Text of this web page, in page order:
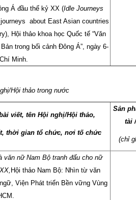
Á đầu thế kỷ XX (Idle Journeys
about East Asian countries
Hội thảo khoa học Quốc tế “Văn
trong bối cảnh Đông Á”, ngày 6-
Minh.
Hội thảo trong nước
viết, tên Hội nghị/Hội thảo,
thời gian tổ chức, nơi tố chức
Sản
tài
(chỉ
văn nữ Nam Bộ tranh đấu cho nữ
Hội thảo Nam Bộ: Nhìn từ văn
Viện Phát triển Bền vững Vùng